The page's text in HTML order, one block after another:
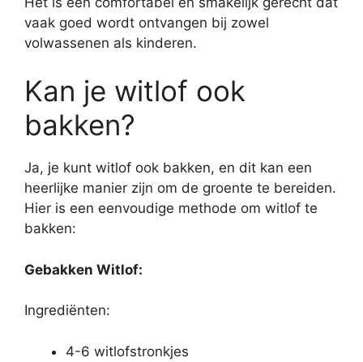
vaak goed wordt ontvangen bij zowel
volwassenen als kinderen.
Kan je witlof ook
bakken?
Ja, je kunt witlof ook bakken, en dit kan een
heerlijke manier zijn om de groente te bereiden.
Hier is een eenvoudige methode om witlof te
bakken:
Gebakken Witlof:
Ingrediënten:
4-6 witlofstronkjes